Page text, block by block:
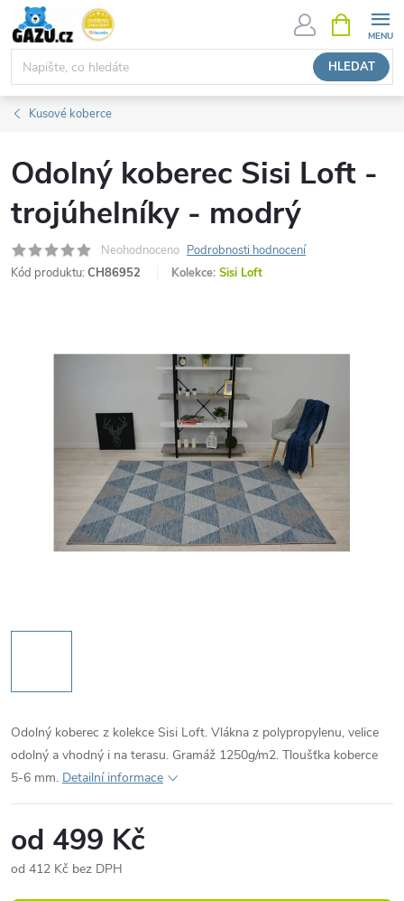
Přejít
obsah
HLEDAT
NÁKUPNÍ
KOŠÍK
Kusové koberce
Odolný koberec Sisi Loft -
trojúhelníky - modrý
Neohodnoceno Podrobnosti hodnocení
Kód produktu: CH86952 Kolekce: Sisi Loft
Odolný koberec z kolekce Sisi Loft. Vlákna z polypropylenu, velice
odolný a vhodný i na terasu. Gramáž 1250g/m2. Tloušťka koberce
5-6 mm. Detailní informace
od 499 Kč
od 412 Kč bez DPH